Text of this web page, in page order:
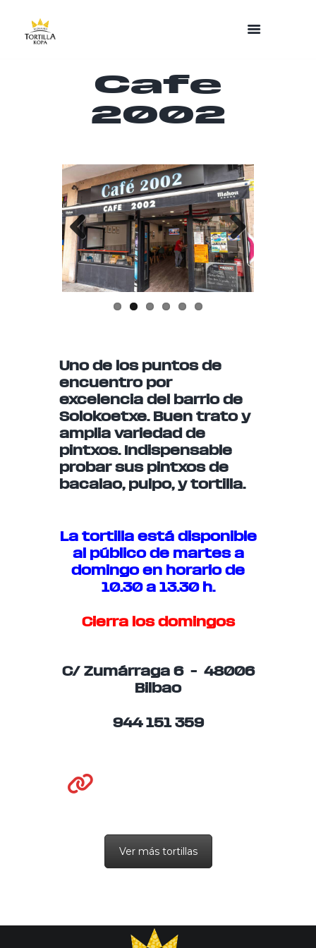
Cafe
2002
Previo
us
Next
Uno de los puntos de
encuentro por
excelencia del barrio de
Solokoetxe. Buen trato y
amplia variedad de
pintxos. Indispensable
probar sus pintxos de
bacalao, pulpo, y tortilla.
La tortilla está disponible
al público de martes a
domingo en horario de
10.30 a 13.30 h.
Cierra los domingos
C/ Zumárraga 6 – 48006
Bilbao
944 151 359
Ver más tortillas